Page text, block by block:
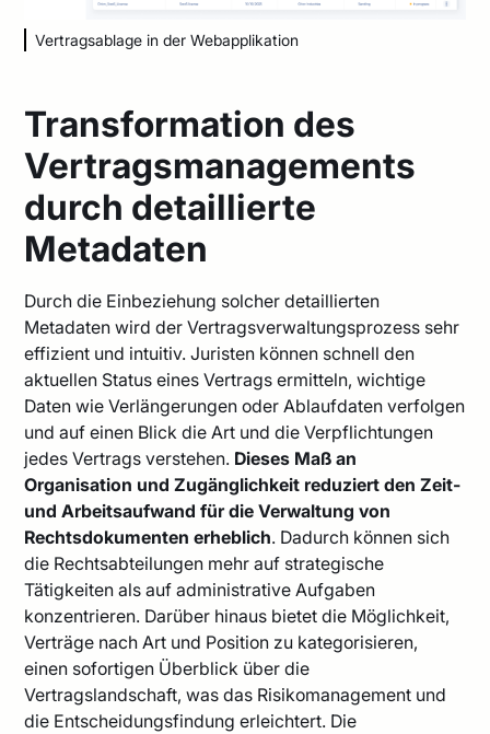
Vertragsablage in der Webapplikation
Transformation des
Vertragsmanagements
durch detaillierte
Metadaten
Durch die Einbeziehung solcher detaillierten
Metadaten wird der Vertragsverwaltungsprozess sehr
effizient und intuitiv. Juristen können schnell den
aktuellen Status eines Vertrags ermitteln, wichtige
Daten wie Verlängerungen oder Ablaufdaten verfolgen
und auf einen Blick die Art und die Verpflichtungen
jedes Vertrags verstehen. Dieses Maß an
Organisation und Zugänglichkeit reduziert den Zeit-
und Arbeitsaufwand für die Verwaltung von
Rechtsdokumenten erheblich. Dadurch können sich
die Rechtsabteilungen mehr auf strategische
Tätigkeiten als auf administrative Aufgaben
konzentrieren. Darüber hinaus bietet die Möglichkeit,
Verträge nach Art und Position zu kategorisieren,
einen sofortigen Überblick über die
Vertragslandschaft, was das Risikomanagement und
die Entscheidungsfindung erleichtert. Die